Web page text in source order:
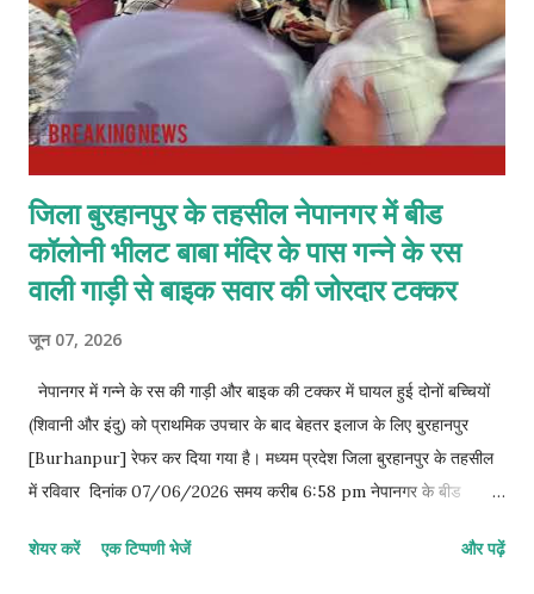
बजट का सही उपयोग हुआ ह...
जिला बुरहानपुर के तहसील नेपानगर में बीड
कॉलोनी भीलट बाबा मंदिर के पास गन्ने के रस
वाली गाड़ी से बाइक सवार की जोरदार टक्कर
जून 07, 2026
नेपानगर में गन्ने के रस की गाड़ी और बाइक की टक्कर में घायल हुई दोनों बच्चियों
(शिवानी और इंदु) को प्राथमिक उपचार के बाद बेहतर इलाज के लिए बुरहानपुर
[Burhanpur] रेफर कर दिया गया है। मध्यम प्रदेश जिला बुरहानपुर के तहसील
में रविवार दिनांक 07/06/2026 समय करीब 6:58 pm नेपानगर के बीड
टक्कर होने के कारण घाघरा निवासी दिनेश कि दो बच्चिया है जिसमे बडी बेटी का नाम
शेयर करें एक टिप्पणी भेजें और पढ़ें